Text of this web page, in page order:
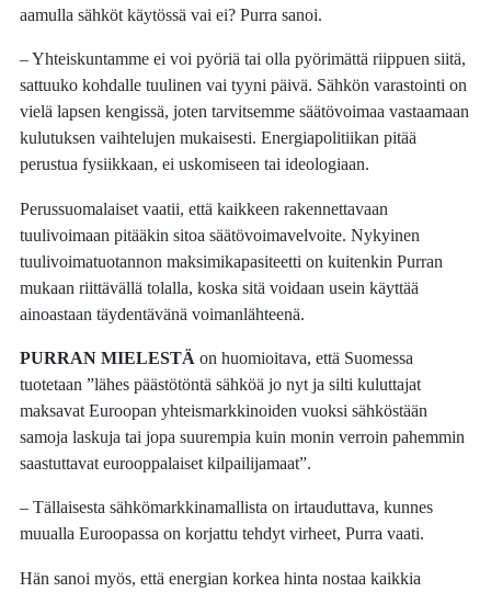
aamulla sähköt käytössä vai ei? Purra sanoi.
– Yhteiskuntamme ei voi pyöriä tai olla pyörimättä riippuen siitä,
sattuuko kohdalle tuulinen vai tyyni päivä. Sähkön varastointi on
vielä lapsen kengissä, joten tarvitsemme säätövoimaa vastaamaan
kulutuksen vaihtelujen mukaisesti. Energiapolitiikan pitää
perustua fysiikkaan, ei uskomiseen tai ideologiaan.
Perussuomalaiset vaatii, että kaikkeen rakennettavaan
tuulivoimaan pitääkin sitoa säätövoimavelvoite. Nykyinen
tuulivoimatuotannon maksimikapasiteetti on kuitenkin Purran
mukaan riittävällä tolalla, koska sitä voidaan usein käyttää
ainoastaan täydentävänä voimanlähteenä.
PURRAN MIELESTÄ on huomioitava, että Suomessa
tuotetaan ”lähes päästötöntä sähköä jo nyt ja silti kuluttajat
maksavat Euroopan yhteismarkkinoiden vuoksi sähköstään
samoja laskuja tai jopa suurempia kuin monin verroin pahemmin
saastuttavat eurooppalaiset kilpailijamaat”.
– Tällaisesta sähkömarkkinamallista on irtauduttava, kunnes
muualla Euroopassa on korjattu tehdyt virheet, Purra vaati.
Hän sanoi myös, että energian korkea hinta nostaa kaikkia